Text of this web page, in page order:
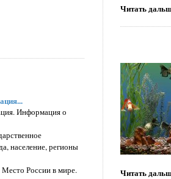
Информация о
население, регионы
России в мире.
Читать
Читать